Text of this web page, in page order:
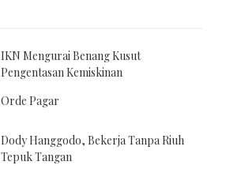
IKN Mengurai Benang Kusut
Pengentasan Kemiskinan
Orde Pagar
Dody Hanggodo, Bekerja Tanpa Riuh
Tepuk Tangan